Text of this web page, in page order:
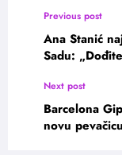
Previous post
Ana Stanić
Sadu:
Next post
Barcelona
novu